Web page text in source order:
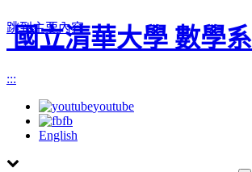
跳到主要內容
國立清華大學 數學系
:::
youtube
fb
English